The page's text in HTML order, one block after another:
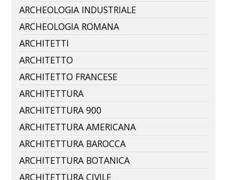
ARCHEOLOGIA INDUSTRIALE
ARCHEOLOGIA ROMANA
ARCHITETTI
ARCHITETTO
ARCHITETTO FRANCESE
ARCHITETTURA
ARCHITETTURA 900
ARCHITETTURA AMERICANA
ARCHITETTURA BAROCCA
ARCHITETTURA BOTANICA
ARCHITETTURA CIVILE